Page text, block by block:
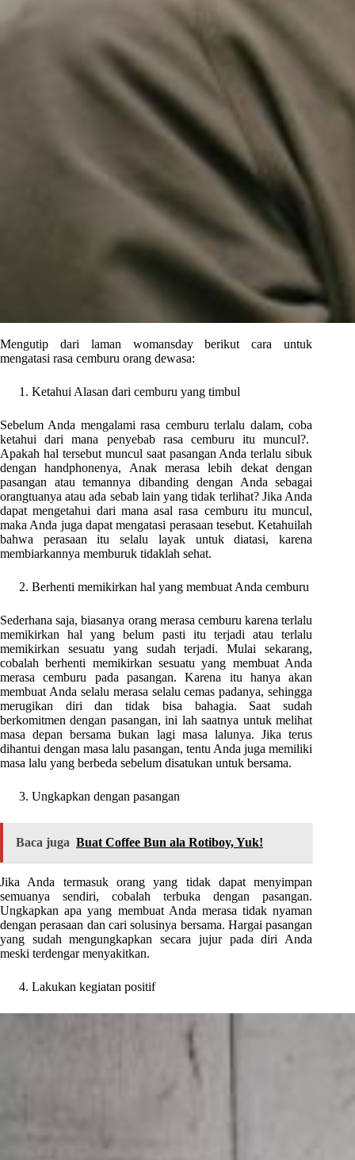
Mengutip dari laman womansday berikut cara untuk
mengatasi rasa cemburu orang dewasa:
Ketahui Alasan dari cemburu yang timbul
Sebelum Anda mengalami rasa cemburu terlalu dalam, coba
ketahui dari mana penyebab rasa cemburu itu muncul?.
Apakah hal tersebut muncul saat pasangan Anda terlalu sibuk
dengan handphonenya, Anak merasa lebih dekat dengan
pasangan atau temannya dibanding dengan Anda sebagai
orangtuanya atau ada sebab lain yang tidak terlihat? Jika Anda
dapat mengetahui dari mana asal rasa cemburu itu muncul,
maka Anda juga dapat mengatasi perasaan tesebut. Ketahuilah
bahwa perasaan itu selalu layak untuk diatasi, karena
membiarkannya memburuk tidaklah sehat.
Berhenti memikirkan hal yang membuat Anda cemburu
Sederhana saja, biasanya orang merasa cemburu karena terlalu
memikirkan hal yang belum pasti itu terjadi atau terlalu
memikirkan sesuatu yang sudah terjadi. Mulai sekarang,
cobalah berhenti memikirkan sesuatu yang membuat Anda
merasa cemburu pada pasangan. Karena itu hanya akan
membuat Anda selalu merasa selalu cemas padanya, sehingga
merugikan diri dan tidak bisa bahagia. Saat sudah
berkomitmen dengan pasangan, ini lah saatnya untuk melihat
masa depan bersama bukan lagi masa lalunya. Jika terus
dihantui dengan masa lalu pasangan, tentu Anda juga memiliki
masa lalu yang berbeda sebelum disatukan untuk bersama.
Ungkapkan dengan pasangan
Baca juga Buat Coffee Bun ala Rotiboy, Yuk!
Jika Anda termasuk orang yang tidak dapat menyimpan
semuanya sendiri, cobalah terbuka dengan pasangan.
Ungkapkan apa yang membuat Anda merasa tidak nyaman
dengan perasaan dan cari solusinya bersama. Hargai pasangan
yang sudah mengungkapkan secara jujur pada diri Anda
meski terdengar menyakitkan.
Lakukan kegiatan positif